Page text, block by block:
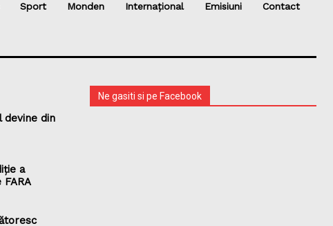
Sport Monden Internațional Emisiuni Contact
devine din
a
Ne gasiti si pe Facebook